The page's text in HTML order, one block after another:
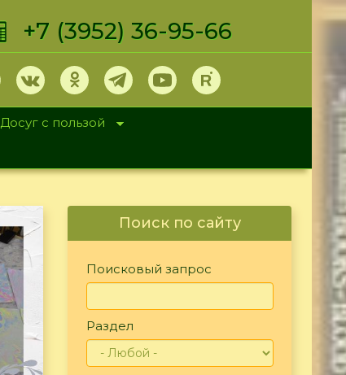
+7 (3952) 36-95-66
Досуг с пользой
Поиск по сайту
Поисковый запрос
Раздел